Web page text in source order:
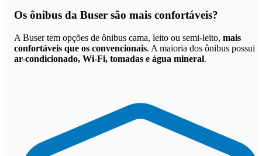
Os ônibus da Buser são mais confortáveis?
A Buser tem opções de ônibus cama, leito ou semi-leito, mais
confortáveis que os convencionais. A maioria dos ônibus possui
ar-condicionado, Wi-Fi, tomadas e água mineral.